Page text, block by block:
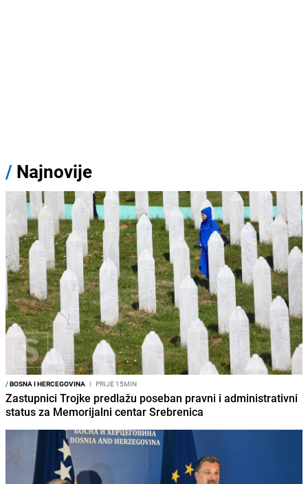
/ Najnovije
/BOSNA I HERCEGOVINA I PRIJE 15MIN
Zastupnici Trojke predlažu poseban pravni i administrativni
status za Memorijalni centar Srebrenica